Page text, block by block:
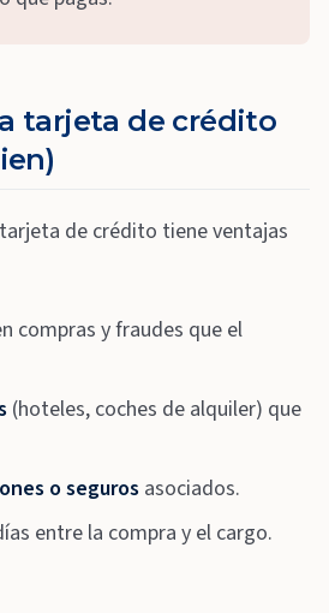
tarjeta de crédito
de crédito tiene ventajas
compras y fraudes que el
(hoteles, coches de alquiler) que
o seguros asociados.
entre la compra y el cargo.